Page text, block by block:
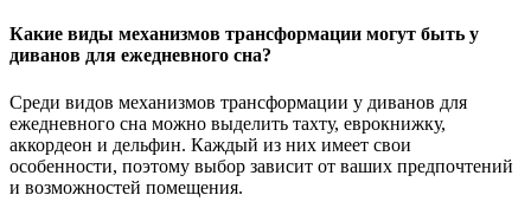
Какие виды механизмов трансформации могут быть у
диванов для ежедневного сна?
Среди видов механизмов трансформации у диванов для
ежедневного сна можно выделить тахту, еврокнижку,
аккордеон и дельфин. Каждый из них имеет свои
особенности, поэтому выбор зависит от ваших предпочтений
и возможностей помещения.